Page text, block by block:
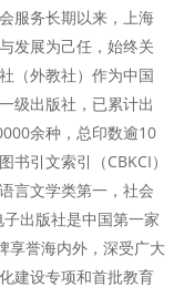
服务长期以来，上海
发展为己任，始终关
（外教社）作为中国
级出版社，已累计出
余种，总印数逾10
引文索引（CBKCI）
言文学类第一，社会
出版社是中国第一家
享誉海内外，深受广大
建设专项和首批教育